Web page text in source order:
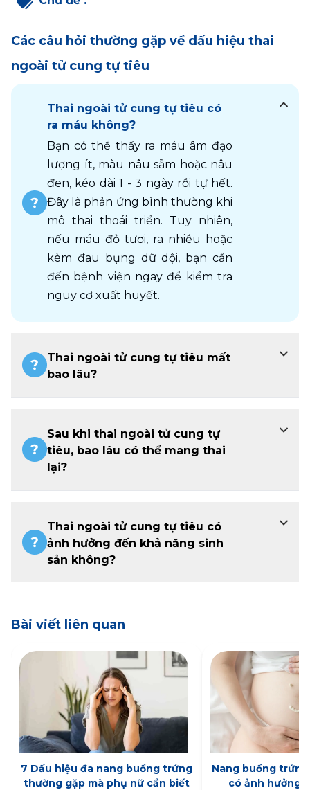
Các câu hỏi thường gặp về dấu hiệu thai
ngoài tử cung tự tiêu
Thai ngoài tử cung tự tiêu có
ra máu không?
Bạn có thể thấy ra máu âm đạo
lượng ít, màu nâu sẫm hoặc nâu
đen, kéo dài 1 - 3 ngày rồi tự hết.
Đây là phản ứng bình thường khi
mô thai thoái triển. Tuy nhiên,
nếu máu đỏ tươi, ra nhiều hoặc
kèm đau bụng dữ dội, bạn cần
đến bệnh viện ngay để kiểm tra
nguy cơ xuất huyết.
Thai ngoài tử cung tự tiêu mất
bao lâu?
Sau khi thai ngoài tử cung tự
tiêu, bao lâu có thể mang thai
lại?
Thai ngoài tử cung tự tiêu có
ảnh hưởng đến khả năng sinh
sản không?
Bài viết liên quan
7 Dấu hiệu đa nang buồng trứng
thường gặp mà phụ nữ cần biết
Nang buồng
có ảnh hưởng